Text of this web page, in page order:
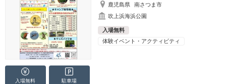
鹿児島県
南さつま市
吹上浜海浜公園
入場無料
体験イベント・アクティビティ
入場無料 駐車場